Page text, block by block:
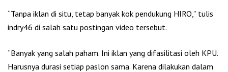
“Tanpa iklan di situ, tetap banyak kok pendukung HIRO,” tulis
indry46 di salah satu postingan video tersebut.
“Banyak yang salah paham. Ini iklan yang difasilitasi oleh KPU.
Harusnya durasi setiap paslon sama. Karena dilakukan dalam